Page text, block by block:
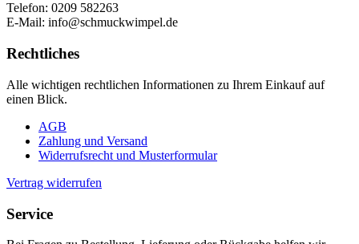
Telefon: 0209 582263
E-Mail: info@schmuckwimpel.de
Rechtliches
Alle wichtigen rechtlichen Informationen zu Ihrem Einkauf auf
einen Blick.
AGB
Zahlung und Versand
Widerrufsrecht und Musterformular
Vertrag widerrufen
Service